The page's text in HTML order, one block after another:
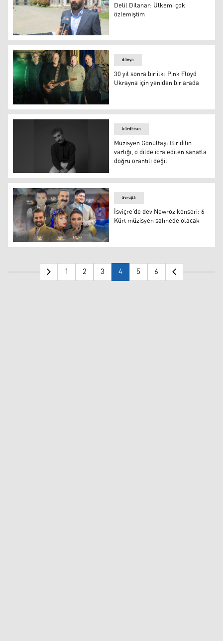
Delil Dilanar: Ülkemi çok özlemiştim
Delil Dilanar: Ülkemi çok
özlemiştim
30 yıl sonra bir ilk: Pink Floyd Ukrayna için yeniden bir
dünya
30 yıl sonra bir ilk: Pink Floyd
Ukrayna için yeniden bir arada
Ali Doğan Gönültaş
kürdistan
Müzisyen Gönültaş: Bir dilin
varlığı, o dilde icra edilen sanatla
doğru orantılı değil
İsviçre’de dev Newroz konseri: 6 Kürt müzisyen
avrupa
İsviçre’de dev Newroz konseri: 6
Kürt müzisyen sahnede olacak
1 2 3 4 5 6